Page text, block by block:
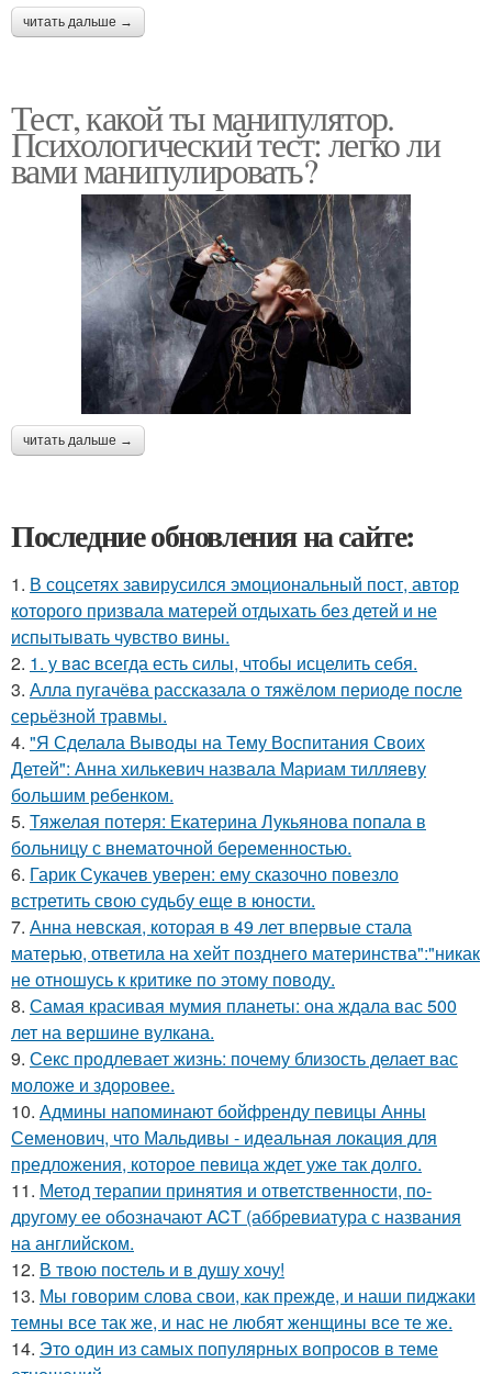
читать дальше →
Тест, какой ты манипулятор.
Психологический тест: легко ли
вами манипулировать?
читать дальше →
Последние обновления на сайте:
1. В соцсетях завирусился эмоциональный пост, автор
которого призвала матерей отдыхать без детей и не
испытывать чувство вины.
2. 1. у вac всегда есть силы, чтобы исцелить себя.
3. Алла пугачёва рассказала о тяжёлом периоде после
серьёзной травмы.
4. "Я Сделала Выводы на Тему Воспитания Своих
Детей": Анна хилькевич назвала Мариам тилляеву
большим ребенком.
5. Тяжелая потеря: Екатерина Лукьянова попала в
больницу с внематочной беременностью.
6. Гарик Сукачев уверен: ему сказочно повезло
встретить свою судьбу еще в юности.
7. Анна невская, которая в 49 лет впервые стала
матерью, ответила на хейт позднего материнства":"никак
не отношусь к критике по этому поводу.
8. Самая красивая мумия планеты: она ждала вас 500
лет на вершине вулкана.
9. Секс продлевает жизнь: почему близость делает вас
моложе и здоровее.
10. Админы напоминают бойфренду певицы Анны
Семенович, что Мальдивы - идеальная локация для
предложения, которое певица ждет уже так долго.
11. Метод терапии принятия и ответственности, по-
другому ее обозначают ACT (аббревиатура с названия
на английском.
12. В твою постель и в душу хочу!
13. Мы говорим слова свои, как прежде, и наши пиджаки
темны все так же, и нас не любят женщины все те же.
14. Этo oдин из самых популярных вопросов в теме